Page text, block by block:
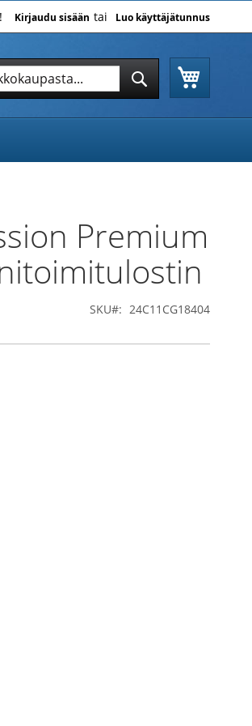
Kirjaudu sisään Luo käyttäjätunnus
Premium
SKU 24C11CG18404